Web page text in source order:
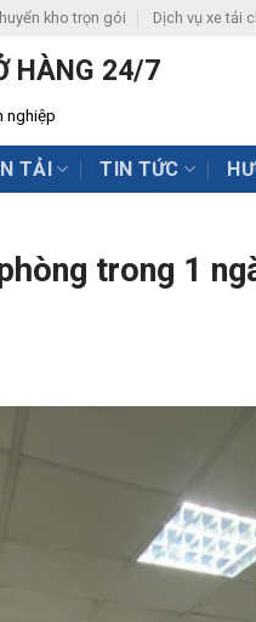
kho trọn gói Dịch vụ xe tải
HÀNG 24/7
nghiệp
TẢI TIN TỨC
trong 1